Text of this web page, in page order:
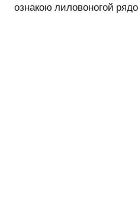
ознакою лиловоногой